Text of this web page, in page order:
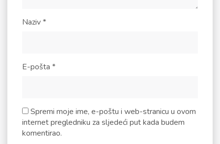
Naziv*
E-pošta *
Spremi moje ime, e-poštu i web-stranicu u ovom
internet pregledniku za sljedeći put kada budem
komentirao.